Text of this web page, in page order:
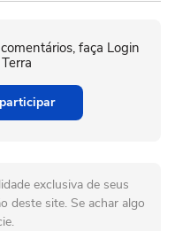
faça Login
exclusiva de seus
deste site. Se achar algo